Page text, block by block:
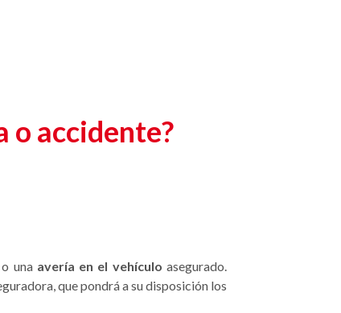
o accidente?
o una avería en el vehículo asegurado.
que pondrá a su disposición los